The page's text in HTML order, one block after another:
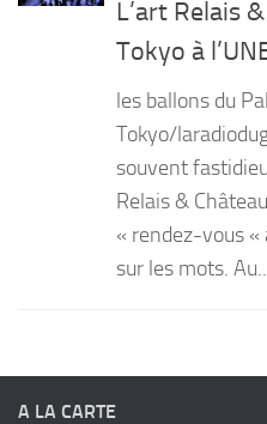
L’art Relais
Tokyo à
les ballons du
Tokyo/
souvent
Relais &
« rendez-vous «
sur les mots.
A LA CARTE